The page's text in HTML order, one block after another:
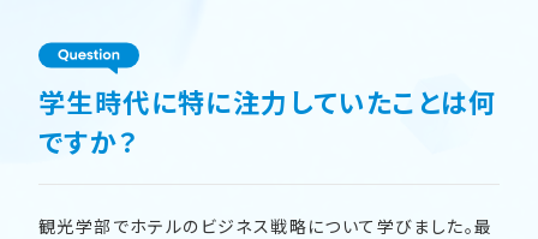
学生時代に特に注力していたことは何
ですか？
観光学部でホテルのビジネス戦略について学びました。最